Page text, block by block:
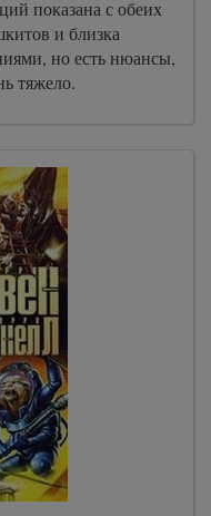
показана с обеих
и близка
но есть нюансы,
тяжело.